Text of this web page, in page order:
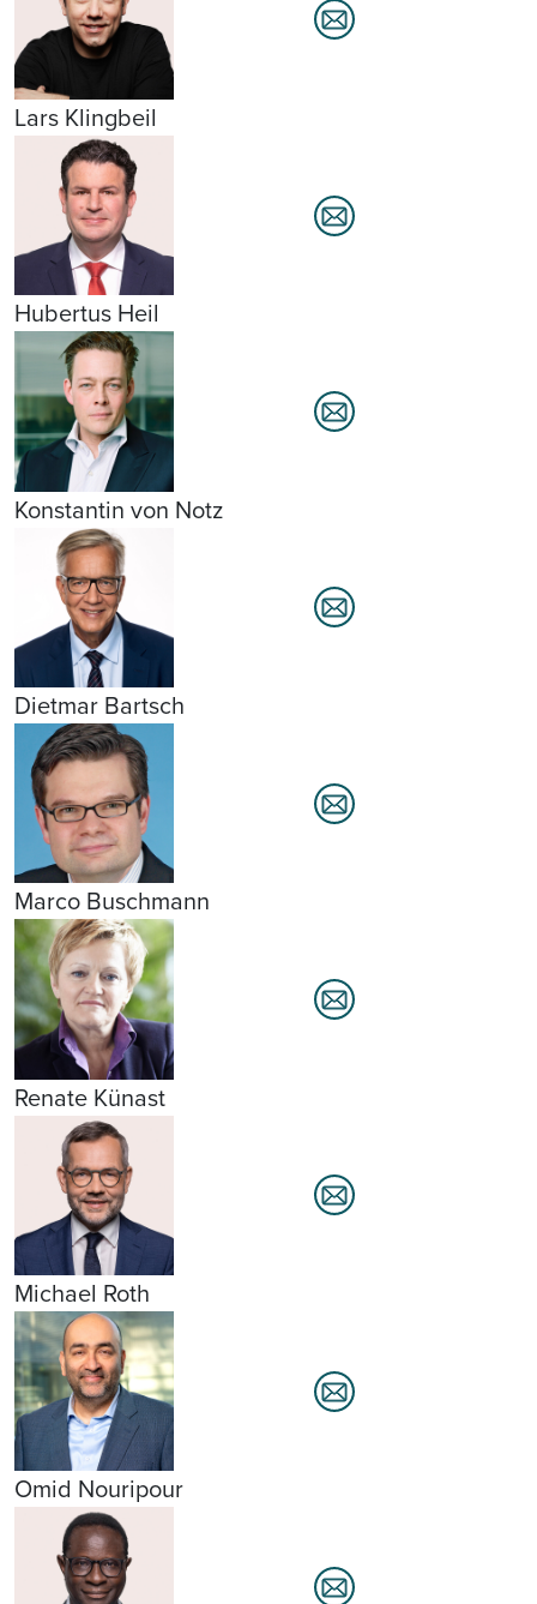
Lars Klingbeil
Hubertus Heil
Konstantin von Notz
Dietmar Bartsch
Marco Buschmann
Renate Künast
Michael Roth
Omid Nouripour